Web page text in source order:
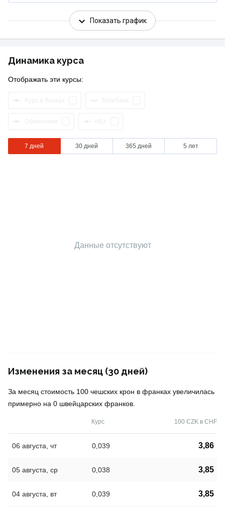
Показать график
Динамика курса
Отображать эти курсы:
7 дней 30 дней 365 дней 5 лет
Данные отсутствуют
Изменения за месяц (30 дней)
За месяц стоимость 100 чешских крон в франках увеличилась
примерно на 0 швейцарских франков.
Курс 100 CZK в CHF
06 августа, чт 0,039 3,86
05 августа, ср 0,038 3,85
04 августа, вт 0,039 3,85